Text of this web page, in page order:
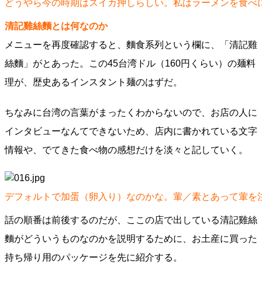
どうやら今の時期はスイカ押しらしい。私はラーメンを食べ
清記雞絲麵とは何なのか
メニューを再度確認すると、麵食系列という欄に、「清記雞
絲麵」がとあった。この45台湾ドル（160円くらい）の麺料
理が、歴史あるインスタント麺のはずだ。
ちなみに台湾の言葉がまったくわからないので、お店の人に
インタビューなんてできないため、店内に書かれている文字
情報や、でてきた食べ物の感想だけを淡々と記していく。
デフォルトで加蛋（卵入り）なのかな。葷／素とあって葷を
話の順番は前後するのだが、ここの店で出している清記雞絲
麵がどういうものなのかを説明するために、お土産に買った
持ち帰り用のパッケージを先に紹介する。